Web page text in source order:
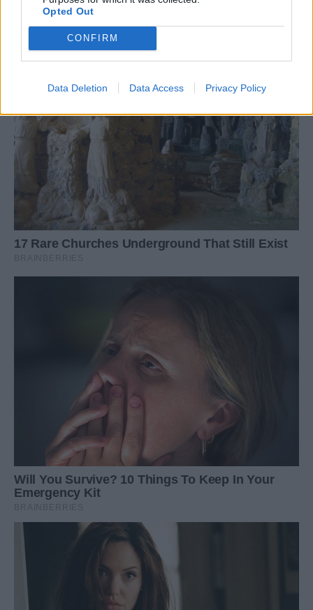
Opted Out
CONFIRM
Data Deletion Data Access Privacy Policy